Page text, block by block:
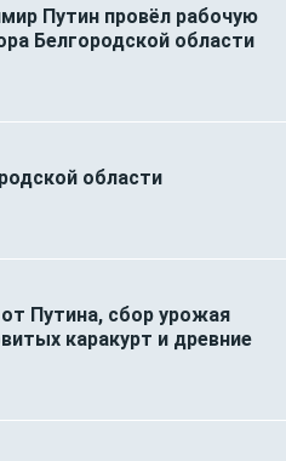
Путин провёл рабочую
Белгородской области
области
Путина, сбор урожая
каракурт и древние